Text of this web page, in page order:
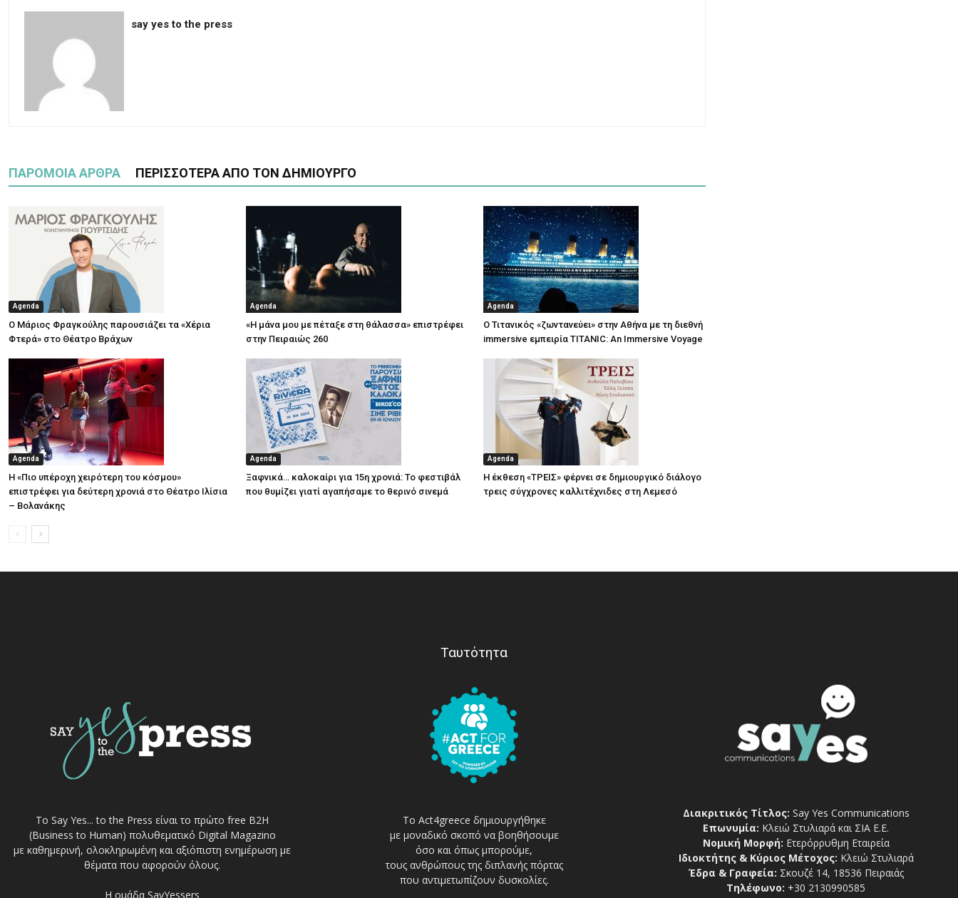
say yes to the press
ΠΑΡΟΜΟΙΑ ΑΡΘΡΑ ΠΕΡΙΣΣΟΤΕΡΑ ΑΠΟ ΤΟΝ ΔΗΜΙΟΥΡΓΟ
Agenda
Ο Μάριος Φραγκούλης παρουσιάζει τα «Χέρια
Φτερά» στο Θέατρο Βράχων
Agenda
«Η μάνα μου με πέταξε στη θάλασσα» επιστρέφει
στην Πειραιώς 260
Agenda
Ο Τιτανικός «ζωντανεύει» στην Αθήνα με τη διεθνή
immersive εμπειρία TITANIC: An Immersive Voyage
Agenda
Η «Πιο υπέροχη χειρότερη του κόσμου»
επιστρέφει για δεύτερη χρονιά στο Θέατρο Ιλίσια
– Βολανάκης
Agenda
Ξαφνικά… καλοκαίρι για 15η χρονιά: Το φεστιβάλ
που θυμίζει γιατί αγαπήσαμε το θερινό σινεμά
Agenda
Η έκθεση «ΤΡΕΙΣ» φέρνει σε δημιουργικό διάλογο
τρεις σύγχρονες καλλιτέχνιδες στη Λεμεσό
Το Say Yes... to the Press είναι το πρώτο free Β2Η
(Business to Human) πολυθεματικό Digital Magazino
με καθημερινή, ολοκληρωμένη και αξιόπιστη ενημέρωση με
θέματα που αφορούν όλους.
Η ομάδα SayYessers
Ταυτότητα
Το Act4greece δημιουργήθηκε
με μοναδικό σκοπό να βοηθήσουμε
όσο και όπως μπορούμε,
τους ανθρώπους της διπλανής πόρτας
που αντιμετωπίζουν δυσκολίες.
Διακριτικός Τίτλος: Say Yes Communications
Επωνυμία: Κλειώ Στυλιαρά και ΣΙΑ Ε.Ε.
Νομική Μορφή: Ετερόρρυθμη Εταιρεία
Ιδιοκτήτης & Κύριος Μέτοχος: Κλειώ Στυλιαρά
Έδρα & Γραφεία: Σκουζέ 14, 18536 Πειραιάς
Τηλέφωνο: +30 2130990585